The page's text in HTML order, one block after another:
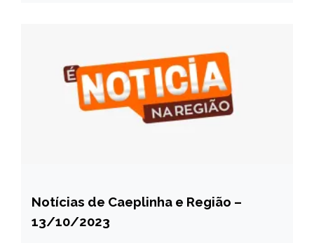
CAPELINHA
MINAS
Notícias de Caeplinha e Região –
13/10/2023